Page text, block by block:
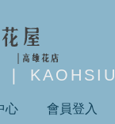
❘
心 會員登入